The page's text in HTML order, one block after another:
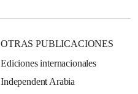
OTRAS PUBLICACIONES
Ediciones internacionales
Independent Arabia